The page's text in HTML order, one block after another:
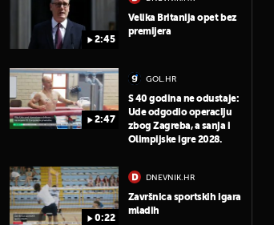
2:45
Velika Britanija opet bez
premijera
2:47
GOL.HR
S 40 godina ne odustaje:
Ude odgodio operaciju
zbog Zagreba, a sanja i
Olimpijske igre 2028.
0:22
DNEVNIK.HR
Završnica sportskih igara
mladih